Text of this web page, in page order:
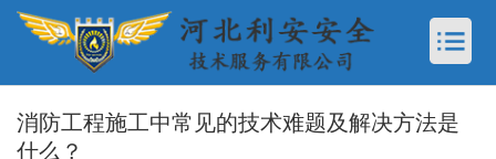
消防工程施工中常见的技术难题及解决方法是
什么？